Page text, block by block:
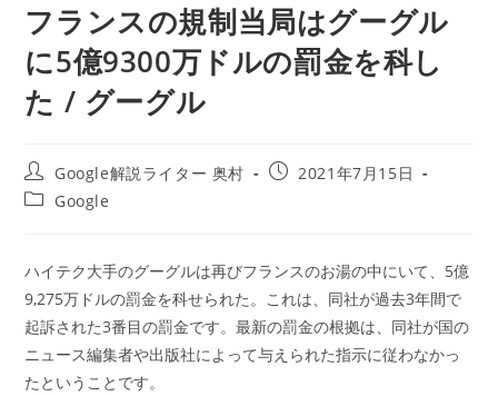
フランスの規制当局はグーグル
に5億9300万ドルの罰金を科し
た / グーグル
投
稿
者:
Google解説ライター 奥村
投
2021年7月15日
投
ゴ
リ
ー:
Google
ハイテク大手のグーグルは再びフランスのお湯の中にいて、5億
9,275万ドルの罰金を科せられた。これは、同社が過去3年間で
起訴された3番目の罰金です。最新の罰金の根拠は、同社が国の
ニュース編集者や出版社によって与えられた指示に従わなかっ
たということです。